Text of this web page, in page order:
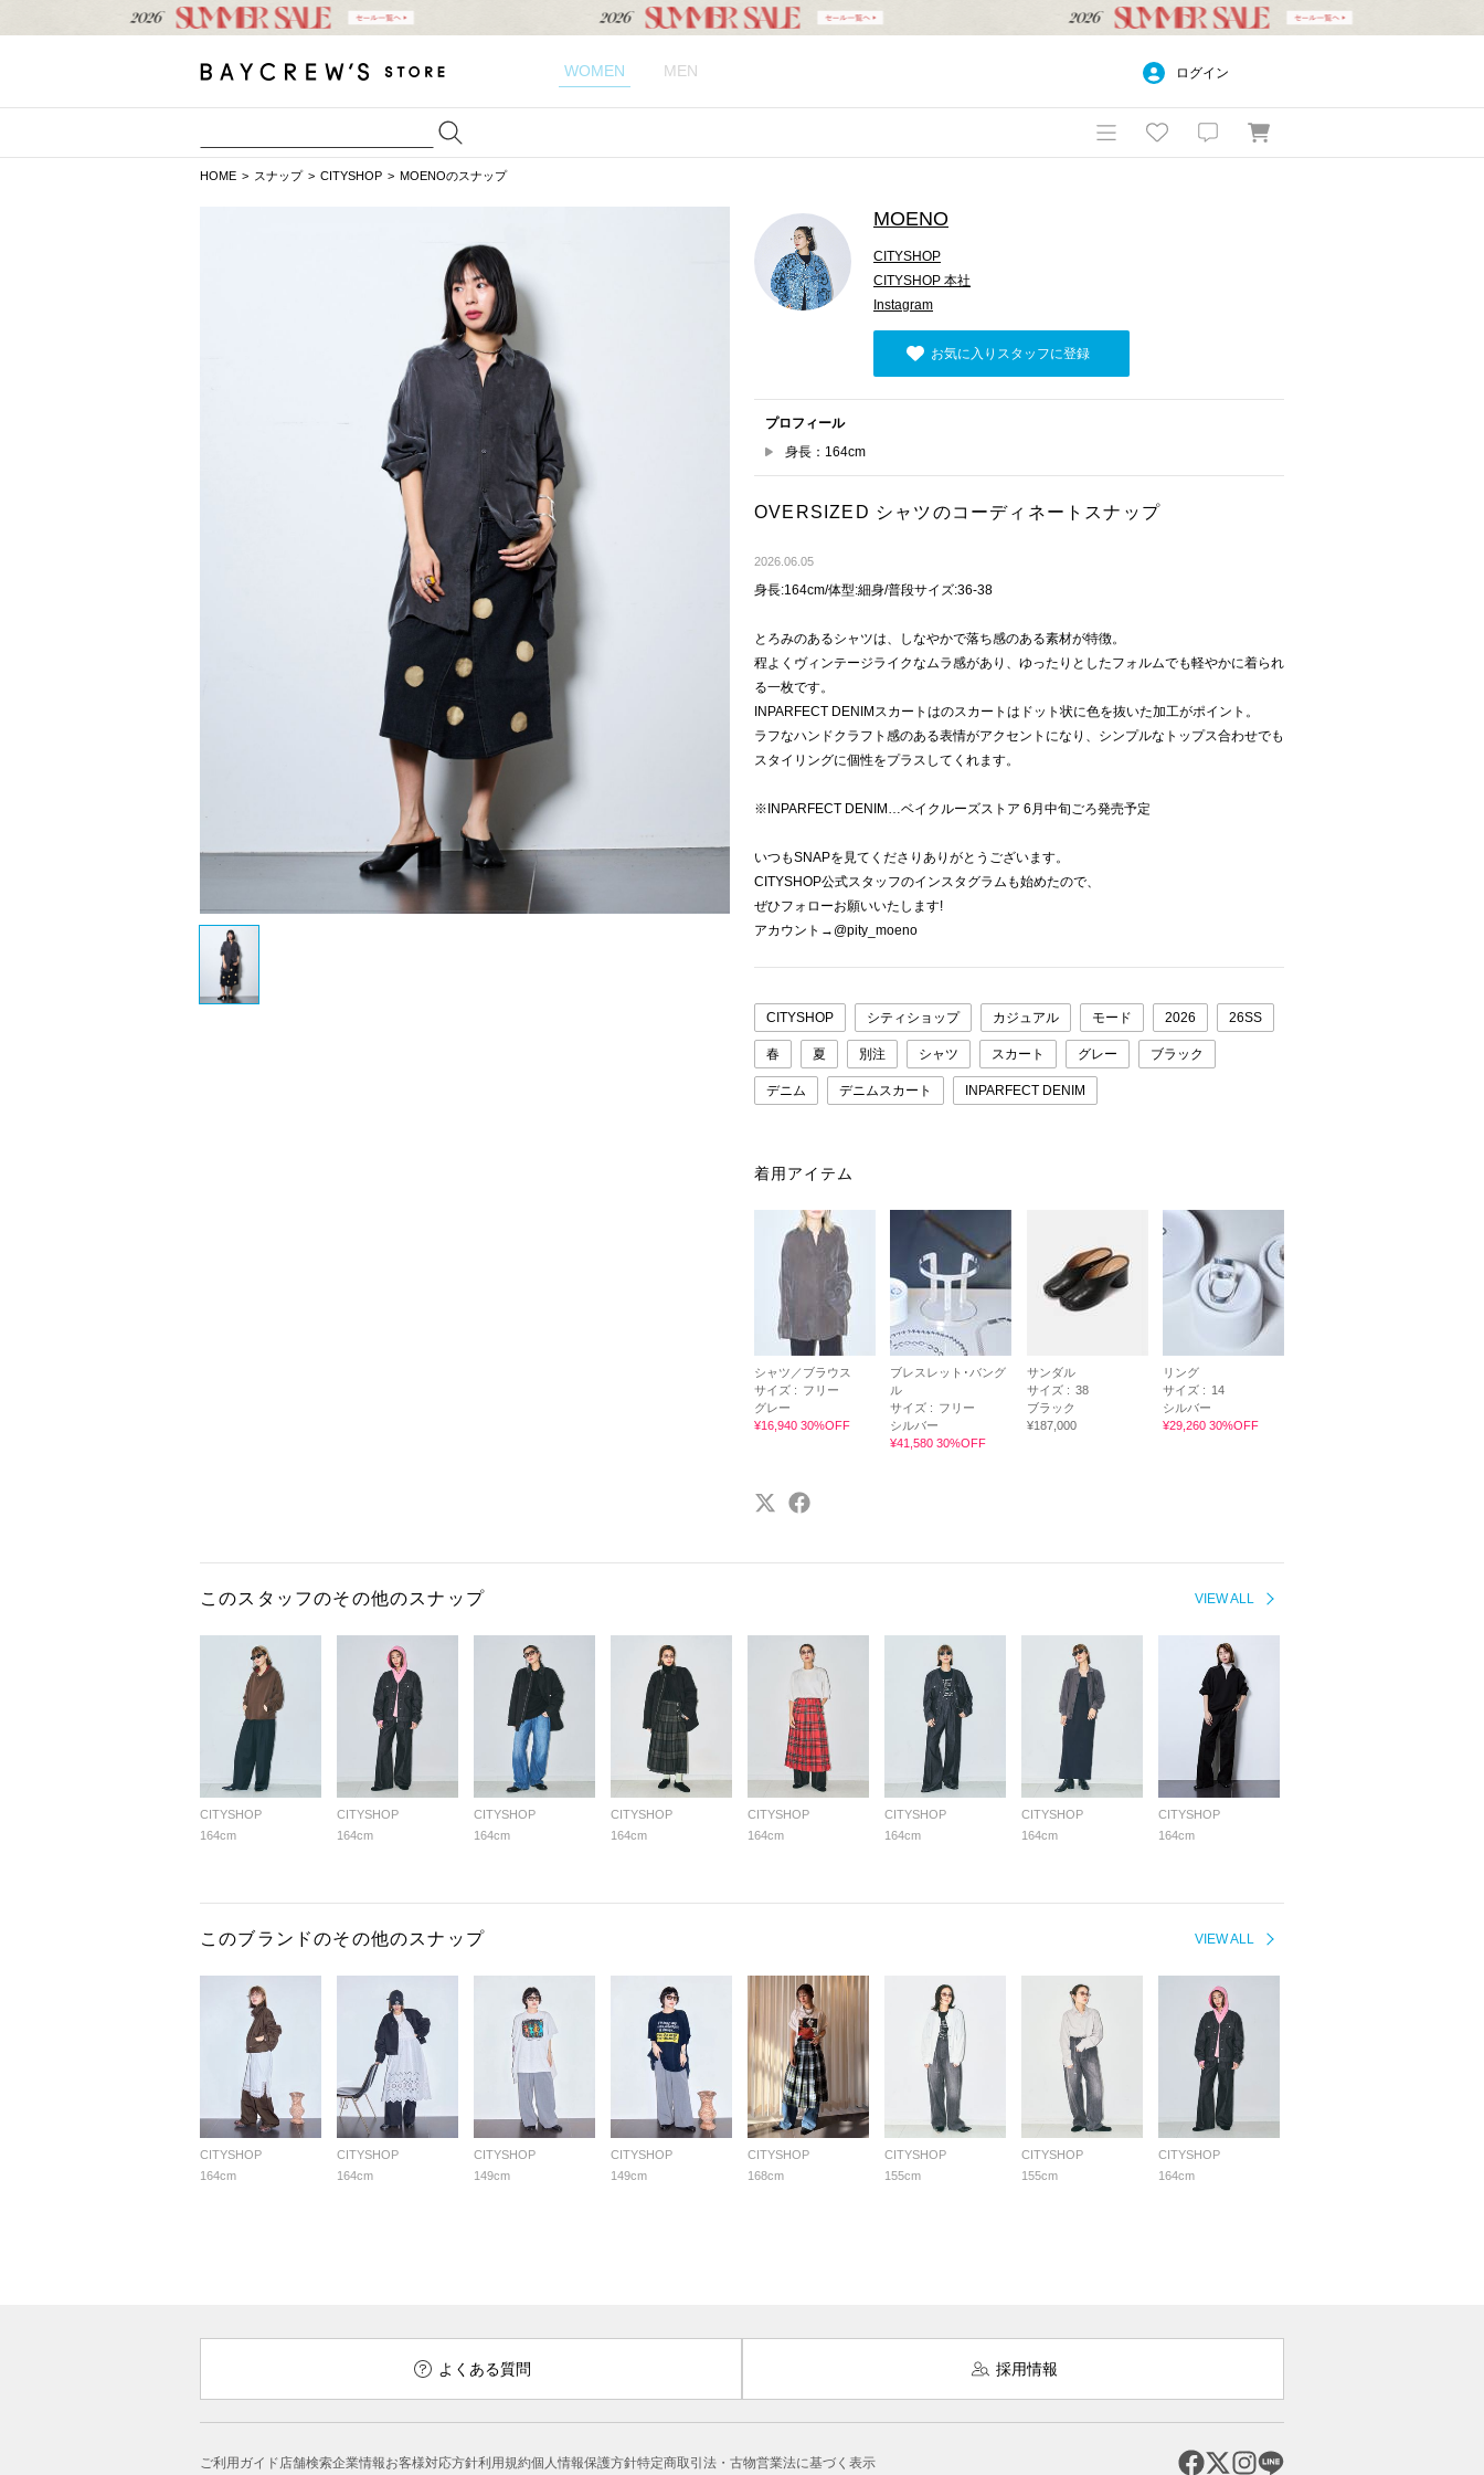
WOMEN MEN ログイン
HOME スナップ CITYSHOP MOENOのスナップ
MOENO
CITYSHOP
CITYSHOP 本社
Instagram
お気に入りスタッフに登録
プロフィール
身長：164cm
OVERSIZED シャツのコーディネートスナップ
2026.06.05
身長:164cm/体型:細身/普段サイズ:36-38
とろみのあるシャツは、しなやかで落ち感のある素材が特徴。
程よくヴィンテージライクなムラ感があり、ゆったりとしたフォルムでも軽やかに着られ
る一枚です。
INPARFECT DENIMスカートはのスカートはドット状に色を抜いた加工がポイント。
ラフなハンドクラフト感のある表情がアクセントになり、シンプルなトップス合わせでも
スタイリングに個性をプラスしてくれます。
※INPARFECT DENIM…ベイクルーズストア 6月中旬ごろ発売予定
いつもSNAPを見てくださりありがとうございます。
CITYSHOP公式スタッフのインスタグラムも始めたので、
ぜひフォローお願いいたします!
アカウント→@pity_moeno
CITYSHOP シティショップ カジュアル モード 2026 26SS
春 夏 別注 シャツ スカート グレー ブラック
デニム デニムスカート INPARFECT DENIM
着用アイテム
シャツ／ブラウス
サイズ : フリー
グレー
¥16,940 30%OFF
ブレスレット･バング
ル
サイズ : フリー
シルバー
¥41,580 30%OFF
サンダル
サイズ : 38
ブラック
¥187,000
リング
サイズ : 14
シルバー
¥29,260 30%OFF
VIEW ALL
このスタッフのその他のスナップ
CITYSHOP
164cm
CITYSHOP
164cm
CITYSHOP
164cm
CITYSHOP
164cm
CITYSHOP
164cm
CITYSHOP
164cm
CITYSHOP
164cm
CITYSHOP
164cm
VIEW ALL
このブランドのその他のスナップ
CITYSHOP
164cm
CITYSHOP
164cm
CITYSHOP
149cm
CITYSHOP
149cm
CITYSHOP
168cm
CITYSHOP
155cm
CITYSHOP
155cm
CITYSHOP
164cm
よくある質問 採用情報
ご利用ガイド店舗検索企業情報お客様対応方針利用規約個人情報保護方針特定商取引法・古物営業法に基づく表示